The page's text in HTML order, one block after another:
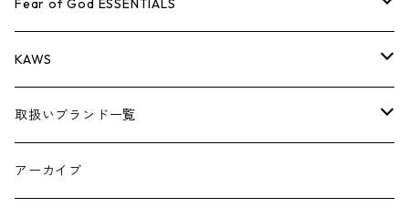
コラボレーション
×THE NORTH FACE
×COMME des GARCONS
シーズンアイテム
26SS
BOX LOGOアイテム
小物
シューズ
小物
バッグ
シューズ
小物
キャップ・ハット
バッグ
シューズ
パンツ
キャップ
バッグ
ジャケット
パンツ
キャップ・ハット
シャツ
ジャケット
パンツ
AIR JORDAN 3
ロンTEE
スウェット/ニット
ジャケット
Fear of God ESSENTIALS
Tシャツ
ロンTEE
スウェット/ニット
KAWS
アパレル
小物
取扱いブランド一覧
A
アーカイブ